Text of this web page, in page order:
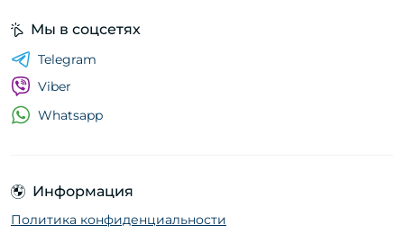
Информация
Политика конфиденциальности
Мы в соцсетях
Telegram
Viber
Whatsapp